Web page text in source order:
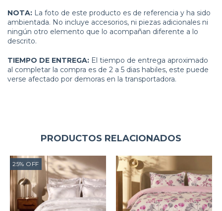
NOTA: La foto de este producto es de referencia y ha sido
ambientada. No incluye accesorios, ni piezas adicionales ni
ningún otro elemento que lo acompañan diferente a lo
descrito.
TIEMPO DE ENTREGA: El tiempo de entrega aproximado
al completar la compra es de 2 a 5 dias habiles, este puede
verse afectado por demoras en la transportadora.
PRODUCTOS RELACIONADOS
25% OFF